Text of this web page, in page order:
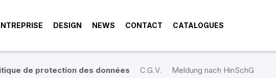
DESIGN NEWS CONTACT CATALOGUES
de protection des données C.G.V. Meldung nach HinSchG